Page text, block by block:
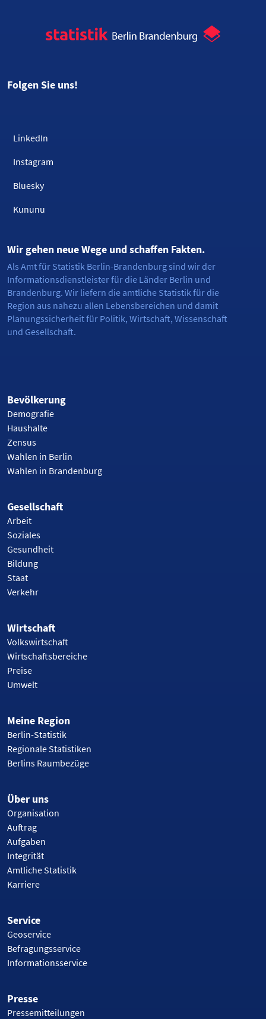
Folgen Sie uns!
LinkedIn
Instagram
Bluesky
Kununu
Wir gehen neue Wege und schaffen Fakten.
Als Amt für Statistik Berlin-Brandenburg sind wir der
Informationsdienstleister für die Länder Berlin und
Brandenburg. Wir liefern die amtliche Statistik für die
Region aus nahezu allen Lebensbereichen und damit
Planungssicherheit für Politik, Wirtschaft, Wissenschaft
und Gesellschaft.
Bevölkerung
Demografie
Haushalte
Zensus
Wahlen in Berlin
Wahlen in Brandenburg
Gesellschaft
Arbeit
Soziales
Gesundheit
Bildung
Staat
Verkehr
Wirtschaft
Volkswirtschaft
Wirtschaftsbereiche
Preise
Umwelt
Meine Region
Berlin-Statistik
Regionale Statistiken
Berlins Raumbezüge
Über uns
Organisation
Auftrag
Aufgaben
Integrität
Amtliche Statistik
Karriere
Service
Geoservice
Befragungsservice
Informationsservice
Presse
Pressemitteilungen